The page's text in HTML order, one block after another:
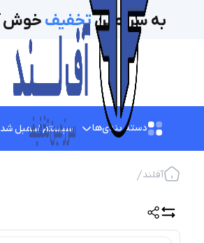
به سرزمینتخفیف‌خوش
دسته بندی‌ها سیستم اسمبل
آفلند